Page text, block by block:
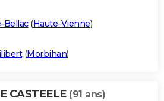
Bellac(Haute-Vienne)
(Morbihan)
CASTEELE (91 ans)